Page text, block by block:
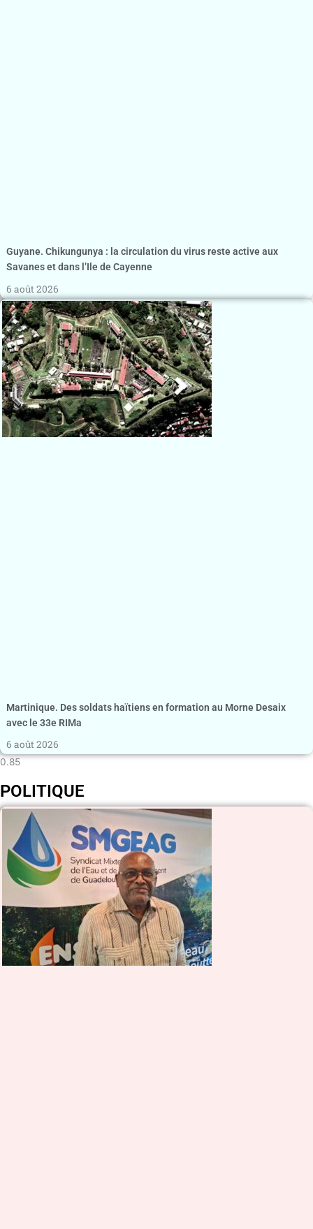
Guyane. Chikungunya : la circulation du virus reste active aux
Savanes et dans l’Ile de Cayenne
6 août 2026
Martinique. Des soldats haïtiens en formation au Morne Desaix
avec le 33e RIMa
6 août 2026
POLITIQUE